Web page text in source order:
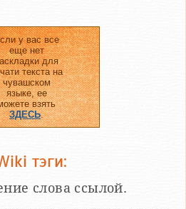
у вас все
еще нет
для
текста на
чувашском
языке, ее
взять
ЗДЕСЬ.
тэги:
слова ссылой.